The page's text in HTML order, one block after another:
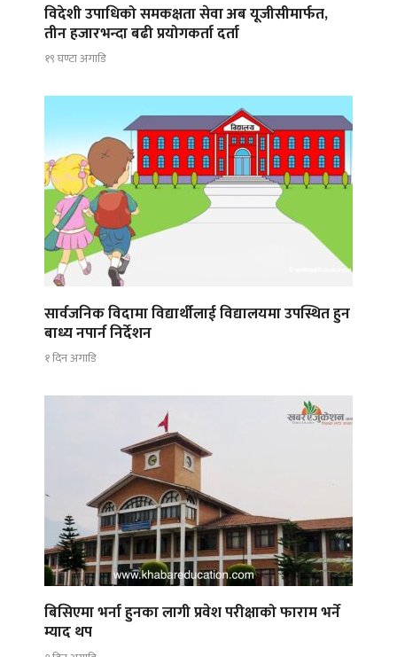
विदेशी उपाधिको समकक्षता सेवा अब यूजीसीमार्फत,
तीन हजारभन्दा बढी प्रयोगकर्ता दर्ता
१९ घण्टा अगाडि
सार्वजनिक विदामा विद्यार्थीलाई विद्यालयमा उपस्थित हुन
बाध्य नपार्न निर्देशन
१ दिन अगाडि
बिसिएमा भर्ना हुनका लागी प्रवेश परीक्षाको फाराम भर्ने
म्याद थप